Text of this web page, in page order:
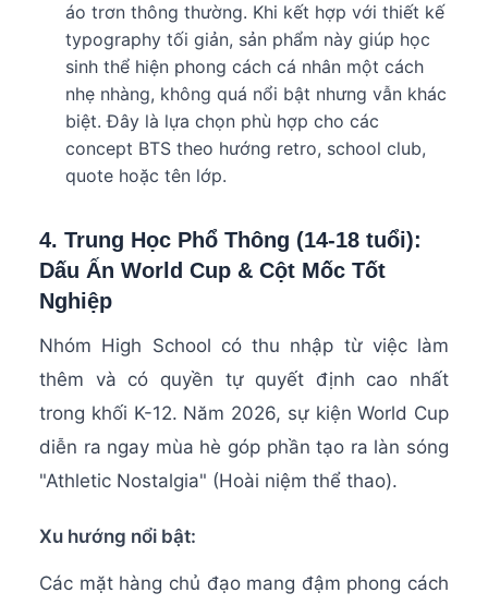
áo trơn thông thường. Khi kết hợp với thiết kế
typography tối giản, sản phẩm này giúp học
sinh thể hiện phong cách cá nhân một cách
nhẹ nhàng, không quá nổi bật nhưng vẫn khác
biệt. Đây là lựa chọn phù hợp cho các
concept BTS theo hướng retro, school club,
quote hoặc tên lớp.
4. Trung Học Phổ Thông (14-18 tuổi):
Dấu Ấn World Cup & Cột Mốc Tốt
Nghiệp
Nhóm High School có thu nhập từ việc làm
thêm và có quyền tự quyết định cao nhất
trong khối K-12. Năm 2026, sự kiện World Cup
diễn ra ngay mùa hè góp phần tạo ra làn sóng
"Athletic Nostalgia" (Hoài niệm thể thao).
Xu hướng nổi bật:
Các mặt hàng chủ đạo mang đậm phong cách